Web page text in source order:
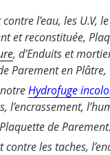
l’eau, les U.V,
et reconstituée,
, d’Enduits et
Parement en
Hydrofuge
l’encrassement,
de Parement.
les taches,